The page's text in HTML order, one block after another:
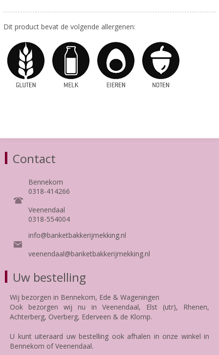
Dit product bevat de volgende allergenen:
Contact
Bennekom
0318-414266
Veenendaal
0318-554004
info@banketbakkerijmekking.nl
veenendaal@banketbakkerijmekking.nl
Uw bestelling
Wij bezorgen in Bennekom, Ede & Wageningen
Ook bezorgen wij nu in Veenendaal, Elst (utr), Rhenen,
Achterberg, Overberg, Ederveen & de Klomp.
U kunt uiteraard uw bestelling ook afhalen in onze winkel in
Bennekom of Veenendaal.